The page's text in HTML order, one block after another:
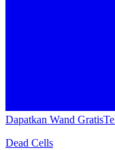
Dapatkan Wand Gratis
Dead Cells